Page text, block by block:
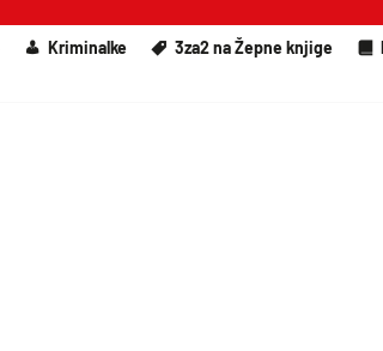
Kriminalke 3za2 na Žepne knjige